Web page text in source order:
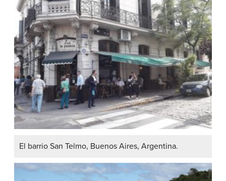
El barrio San Telmo, Buenos Aires, Argentina.